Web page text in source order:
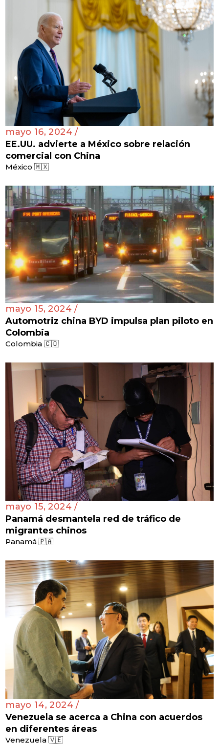
mayo 16, 2024 /
EE.UU. advierte a México sobre relación
comercial con China
México 🇲🇽
mayo 15, 2024 /
Automotriz china BYD impulsa plan piloto en
Colombia
Colombia 🇨🇴
mayo 15, 2024 /
Panamá desmantela red de tráfico de
migrantes chinos
Panamá 🇵🇦
mayo 14, 2024 /
Venezuela se acerca a China con acuerdos
en diferentes áreas
Venezuela 🇻🇪